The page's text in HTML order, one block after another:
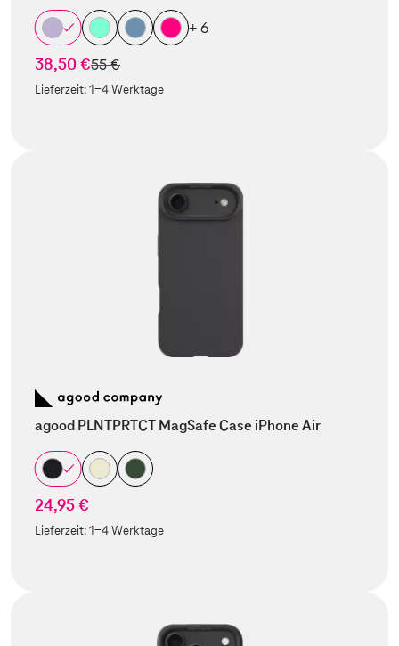
+ 6
38,50 €statt
55 €
Lieferzeit:1-4 Werktage
agood PLNTPRTCT MagSafe Case iPhone Air
24,95 €
Lieferzeit:1-4 Werktage